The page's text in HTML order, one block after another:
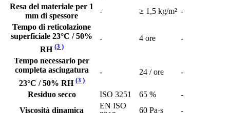
Resa del materiale per 1
mm di spessore
- ≥ 1,5 kg/m² -
Tempo di reticolazione
superficiale 23°C / 50%
RH(3 )
- 4 ore -
Tempo necessario per
completa asciugatura
23°C / 50% RH(3 )
- 24 / ore -
Residuo secco ISO 3251 65 %
-
Viscosità dinamica
EN ISO
60 Pa·s
-